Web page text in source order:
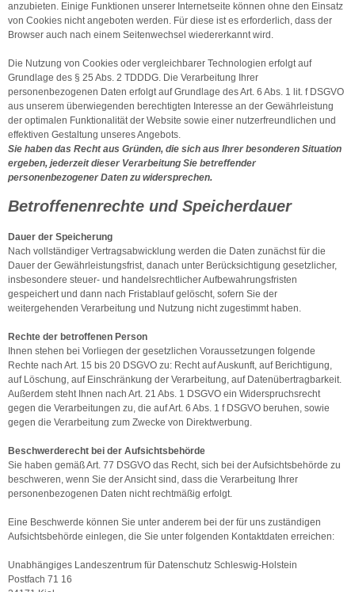
anzubieten. Einige Funktionen unserer Internetseite können ohne den Einsatz
von Cookies nicht angeboten werden. Für diese ist es erforderlich, dass der
Browser auch nach einem Seitenwechsel wiedererkannt wird.
Die Nutzung von Cookies oder vergleichbarer Technologien erfolgt auf
Grundlage des § 25 Abs. 2 TDDDG. Die Verarbeitung Ihrer
personenbezogenen Daten erfolgt auf Grundlage des Art. 6 Abs. 1 lit. f DSGVO
aus unserem überwiegenden berechtigten Interesse an der Gewährleistung
der optimalen Funktionalität der Website sowie einer nutzerfreundlichen und
effektiven Gestaltung unseres Angebots.
Sie haben das Recht aus Gründen, die sich aus Ihrer besonderen Situation
ergeben, jederzeit dieser Verarbeitung Sie betreffender
personenbezogener Daten zu widersprechen.
Betroffenenrechte und Speicherdauer
Dauer der Speicherung
Nach vollständiger Vertragsabwicklung werden die Daten zunächst für die
Dauer der Gewährleistungsfrist, danach unter Berücksichtigung gesetzlicher,
insbesondere steuer- und handelsrechtlicher Aufbewahrungsfristen
gespeichert und dann nach Fristablauf gelöscht, sofern Sie der
weitergehenden Verarbeitung und Nutzung nicht zugestimmt haben.
Rechte der betroffenen Person
Ihnen stehen bei Vorliegen der gesetzlichen Voraussetzungen folgende
Rechte nach Art. 15 bis 20 DSGVO zu: Recht auf Auskunft, auf Berichtigung,
auf Löschung, auf Einschränkung der Verarbeitung, auf Datenübertragbarkeit.
Außerdem steht Ihnen nach Art. 21 Abs. 1 DSGVO ein Widerspruchsrecht
gegen die Verarbeitungen zu, die auf Art. 6 Abs. 1 f DSGVO beruhen, sowie
gegen die Verarbeitung zum Zwecke von Direktwerbung.
Beschwerderecht bei der Aufsichtsbehörde
Sie haben gemäß Art. 77 DSGVO das Recht, sich bei der Aufsichtsbehörde zu
beschweren, wenn Sie der Ansicht sind, dass die Verarbeitung Ihrer
personenbezogenen Daten nicht rechtmäßig erfolgt.
Eine Beschwerde können Sie unter anderem bei der für uns zuständigen
Aufsichtsbehörde einlegen, die Sie unter folgenden Kontaktdaten erreichen:
Unabhängiges Landeszentrum für Datenschutz Schleswig-Holstein
Postfach 71 16